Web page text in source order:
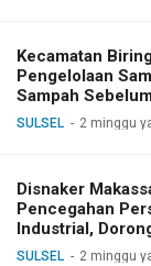
Kecamatan
Pengelolaan
Sampah
SULSEL 2 minggu
Disnaker
Pencegahan
Industrial,
Dialog
SULSEL 2 minggu